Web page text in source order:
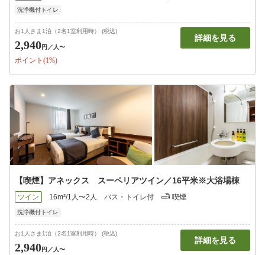
洗浄機付トイレ
お1人さま1泊（2名1室利用時） (税込)
2,940円 ／人〜
ポイント(1%)
詳細を見る
【喫煙】アネックス スーペリアツイン／16平米※大浴場棟
ツイン 16m²/1人〜2人 バス・トイレ付 喫煙
洗浄機付トイレ
お1人さま1泊（2名1室利用時） (税込)
2,940円 ／人〜
詳細を見る